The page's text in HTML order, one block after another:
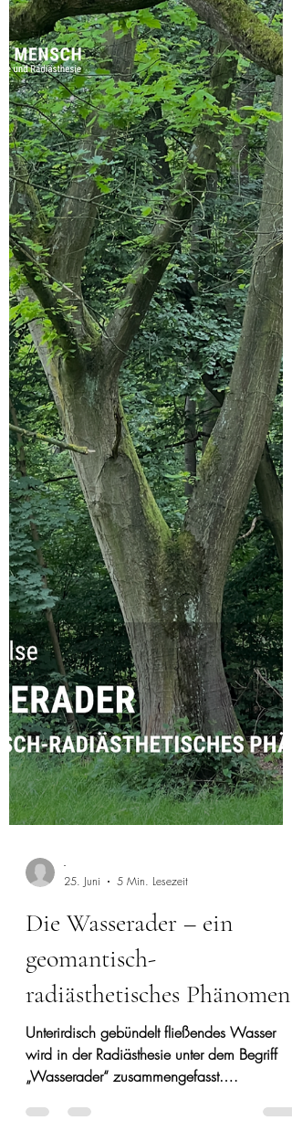
25. Juni
5 Min. Lesezeit
Die Wasserader – ein
geomantisch-
radiästhetisches Phänomen
Unterirdisch gebündelt fließendes Wasser